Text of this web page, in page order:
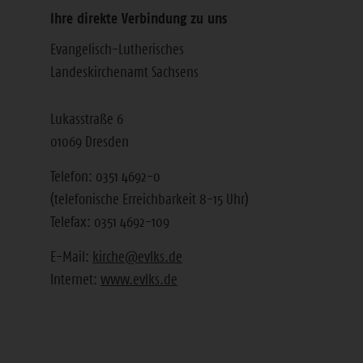
Ihre direkte Verbindung zu uns
Evangelisch-Lutherisches
Landeskirchenamt Sachsens
Lukasstraße 6
01069 Dresden
Telefon: 0351 4692-0
(telefonische Erreichbarkeit 8-15 Uhr)
Telefax: 0351 4692-109
E-Mail: kirche@evlks.de
Internet: www.evlks.de